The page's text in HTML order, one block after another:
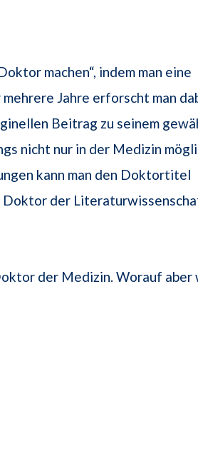
machen“, indem man eine
Jahre erforscht man
Beitrag zu seinem
nicht nur in der Medizin
kann man den Doktortitel
Doktor der
der Medizin. Worauf aber